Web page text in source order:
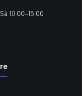
10:00-15:00